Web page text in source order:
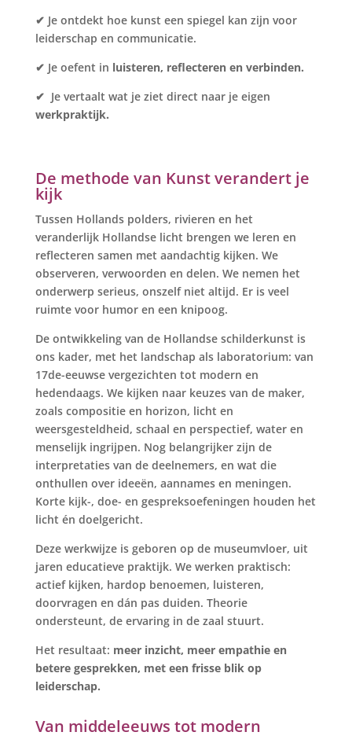
✔ Je ontdekt hoe kunst een spiegel kan zijn voor
leiderschap en communicatie.
✔ Je oefent in luisteren, reflecteren en verbinden.
✔ Je vertaalt wat je ziet direct naar je eigen
werkpraktijk.
De methode van Kunst verandert je
kijk
Tussen Hollands polders, rivieren en het
veranderlijk Hollandse licht brengen we leren en
reflecteren samen met aandachtig kijken. We
observeren, verwoorden en delen. We nemen het
onderwerp serieus, onszelf niet altijd. Er is veel
ruimte voor humor en een knipoog.
De ontwikkeling van de Hollandse schilderkunst is
ons kader, met het landschap als laboratorium: van
17de-eeuwse vergezichten tot modern en
hedendaags. We kijken naar keuzes van de maker,
zoals compositie en horizon, licht en
weersgesteldheid, schaal en perspectief, water en
menselijk ingrijpen. Nog belangrijker zijn de
interpretaties van de deelnemers, en wat die
onthullen over ideeën, aannames en meningen.
Korte kijk-, doe- en gespreksoefeningen houden het
licht én doelgericht.
Deze werkwijze is geboren op de museumvloer, uit
jaren educatieve praktijk. We werken praktisch:
actief kijken, hardop benoemen, luisteren,
doorvragen en dán pas duiden. Theorie
ondersteunt, de ervaring in de zaal stuurt.
Het resultaat: meer inzicht, meer empathie en
betere gesprekken, met een frisse blik op
leiderschap.
Van middeleeuws tot modern